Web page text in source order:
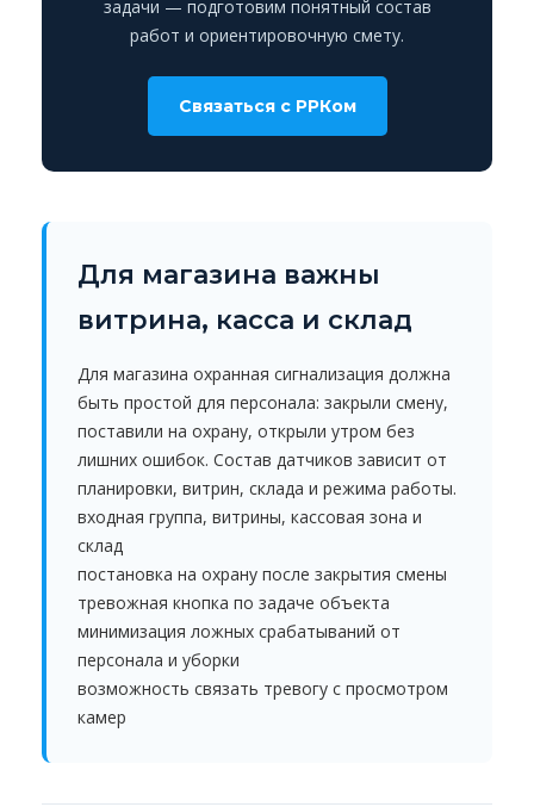
задачи — подготовим понятный состав
работ и ориентировочную смету.
Связаться с РРКом
Для магазина важны
витрина, касса и склад
Для магазина охранная сигнализация должна
быть простой для персонала: закрыли смену,
поставили на охрану, открыли утром без
лишних ошибок. Состав датчиков зависит от
планировки, витрин, склада и режима работы.
входная группа, витрины, кассовая зона и
склад
постановка на охрану после закрытия смены
тревожная кнопка по задаче объекта
минимизация ложных срабатываний от
персонала и уборки
возможность связать тревогу с просмотром
камер